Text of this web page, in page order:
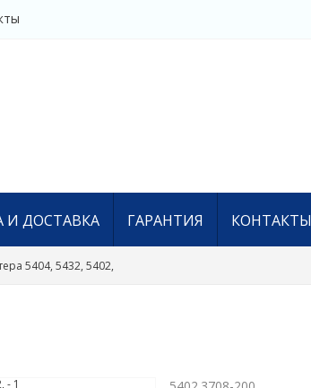
И ДОСТАВКА ГАРАНТИЯ КОНТАКТЫ
5404, 5432, 5402,